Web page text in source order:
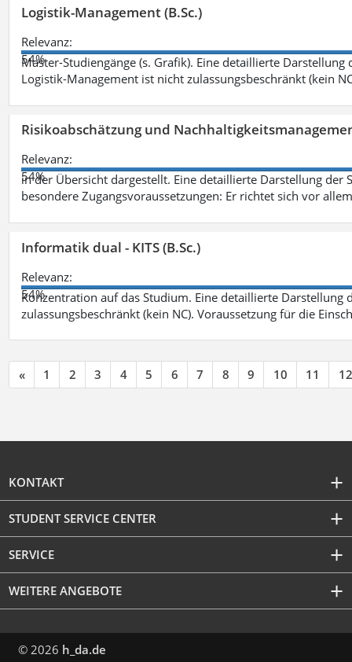
Logistik-Management (B.Sc.)
Relevanz:
54%
Master-Studiengänge (s. Grafik). Eine detaillierte
Logistik-Management ist nicht zulassungsbeschränkt (kein
Risikoabschätzung und
Relevanz:
54%
in der Übersicht dargestellt. Eine detaillierte Darstellung der
besondere Zugangsvoraussetzungen: Er richtet sich vor
Informatik dual - KITS (B.Sc.)
Relevanz:
54%
Konzentration auf das Studium. Eine detaillierte
zulassungsbeschränkt (kein NC). Voraussetzung für die
« 1 2 3 4 5 6 7 8 9 10 11 12
KONTAKT
STUDENT SERVICE CENTER
SERVICE
WEITERE ANGEBOTE
© 2026 h_da.de